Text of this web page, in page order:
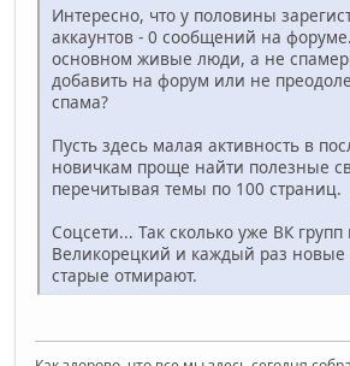
Интересно, что у половины
аккаунтов - 0 сообщений на
основном живые люди, а не
добавить на форум или не
спама?
Пусть здесь малая активность в
новичкам проще найти полезные
перечитывая темы по 100 страниц.
Соцсети... Так сколько уже ВК групп
Великорецкий и каждый раз новые
старые отмирают.